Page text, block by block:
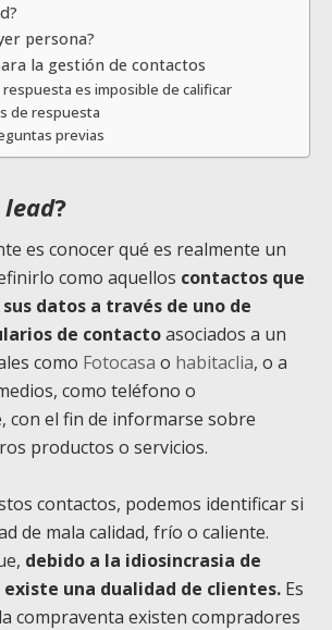
persona?
la gestión de contactos
respuesta es imposible de calificar
de respuesta
previas
lead?
es conocer qué es realmente un
como aquellos contactos que
datos a través de uno de
de contactoasociados a un
como Fotocasa o habitaclia, o a
como teléfono o
con el fin de informarse sobre
productos o servicios.
contactos, podemos identificar si
de mala calidad, frío o caliente.
debido a la idiosincrasia de
una dualidad de clientes. Es
compraventa existen compradores